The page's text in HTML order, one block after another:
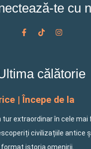
te cu
F
a
o
k
f
T
i
I
n
r
a
călătorie
| Începe de la
tur extraordinar în cele mai
civilizațiile antice
istoria omenirii.